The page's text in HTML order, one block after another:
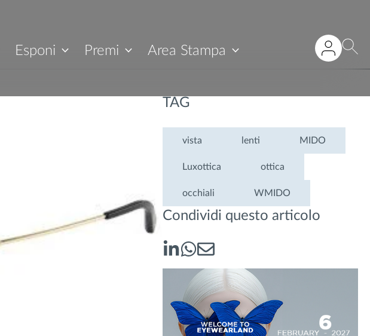
Esponi Premi Area Stampa
TAG
vista lenti MIDO
Luxottica ottica
occhiali WMIDO
Condividi questo articolo